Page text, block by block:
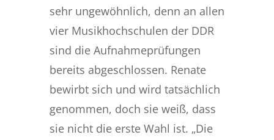
sehr ungewöhnlich, denn an allen
vier Musikhochschulen der DDR
sind die Aufnahmeprüfungen
bereits abgeschlossen. Renate
bewirbt sich und wird tatsächlich
genommen, doch sie weiß, dass
sie nicht die erste Wahl ist. „Die